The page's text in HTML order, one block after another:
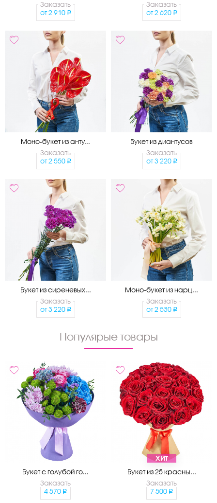
Заказать
от 2 910
Заказать
от 2 620
Моно-букет из анту...
Заказать
от 2 550
Букет из диантусов
Заказать
от 3 220
Букет из сиреневых...
Заказать
от 3 220
Моно-букет из нарц...
Заказать
от 2 530
Популярые товары
Букет с голубой го...
Заказать
4 570
ХИТ
Букет из 25 красны...
Заказать
7 500